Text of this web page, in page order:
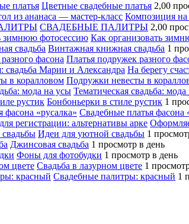
Цветные свадебные платья 2,00
Композиция на
СВАДЕБНЫЕ ПАЛИТРЫ 2,00
Как организовать
Винтажная книжная свадьба 1
Платья подружек разного
На берегу
Подружки невесты в
Тематическая свадьба:
Бонбоньерки в стиле рустик 1
Свадебные платья фасона
Идеи для уютной свадьбы 1
Джинсовая свадьба 1 просмотр в день
Фоны для фотобудки 1 просмотр в день
Свадьба в лазурном цвете 1
Свадебные палитры: красный 1